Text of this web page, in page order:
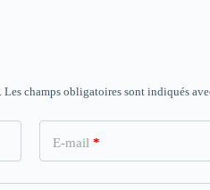
Les champs obligatoires sont indiqués
E-mail *